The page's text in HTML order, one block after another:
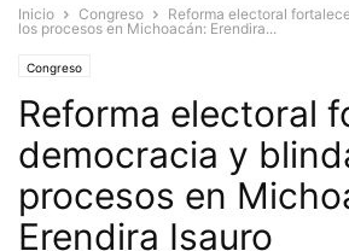
Inicio Congreso
Reforma electoral
los procesos en Michoacán: Erendira...
Congreso
Reforma electoral
democracia y
procesos en
Erendira Isauro